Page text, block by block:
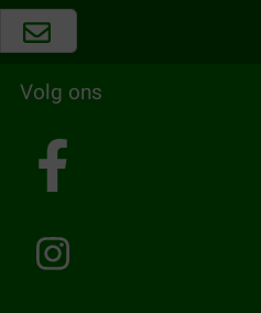
Volg ons